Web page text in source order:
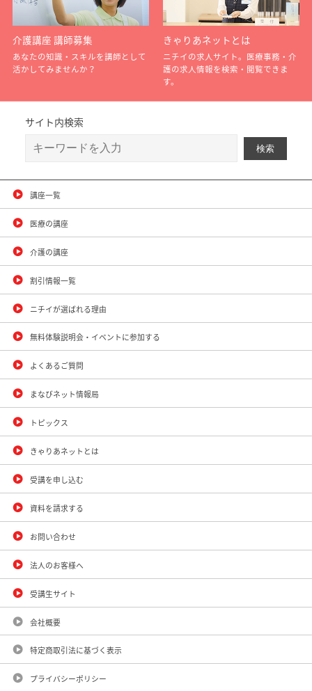
介護講座 講師募集
あなたの知識・スキルを講師として
活かしてみませんか？
きゃりあネットとは
ニチイの求人サイト。医療事務・介
護の求人情報を検索・閲覧できま
す。
サイト内検索
講座一覧
医療の講座
介護の講座
割引情報一覧
ニチイが選ばれる理由
無料体験説明会・イベントに参加する
よくあるご質問
まなびネット情報局
トピックス
きゃりあネットとは
受講を申し込む
資料を請求する
お問い合わせ
法人のお客様へ
受講生サイト
会社概要
特定商取引法に基づく表示
プライバシーポリシー